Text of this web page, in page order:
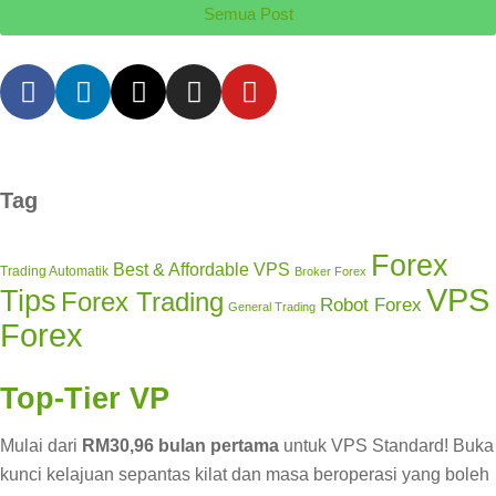
Semua Post
Tag
Trading Automatik Best & Affordable VPS Broker Forex Forex
Tips Forex Trading General Trading Robot Forex VPS
Forex
Top-Tier VP
Mulai dari RM30,96 bulan pertama untuk VPS Standard! Buka
kunci kelajuan sepantas kilat dan masa beroperasi yang boleh